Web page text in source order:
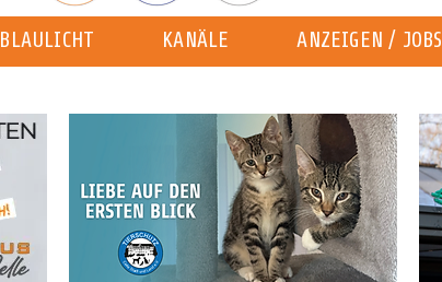
BLAULICHT KANÄLE ANZEIGEN / JOBS